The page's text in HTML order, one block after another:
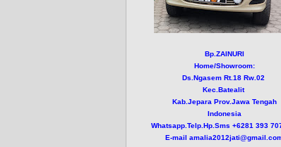
Bp.ZAINURI
Home/Showroom:
Ds.Ngasem Rt.18 Rw.02
Kec.Batealit
Kab.Jepara Prov.Jawa Tengah
Indonesia
Whatsapp.Telp.Hp.Sms +6281 393
E-mail